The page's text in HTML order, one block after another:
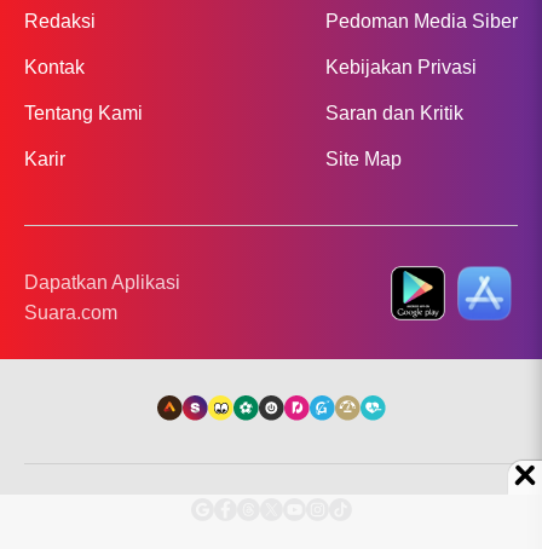
Redaksi
Kontak
Tentang Kami
Karir
Pedoman Media Siber
Kebijakan Privasi
Saran dan Kritik
Site Map
Dapatkan Aplikasi
Suara.com